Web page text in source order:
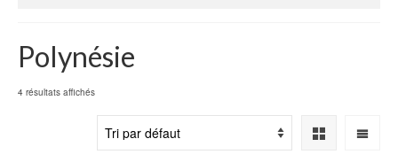
Polynésie
4 résultats affichés